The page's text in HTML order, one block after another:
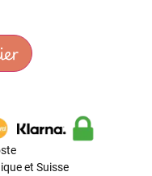
et Suisse